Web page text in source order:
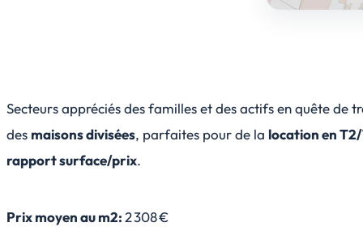
Secteurs appréciés des familles et des actifs en quête de
des maisons divisées, parfaites pour de la location en
rapport surface/prix.
Prix moyen au m2:2 308 €